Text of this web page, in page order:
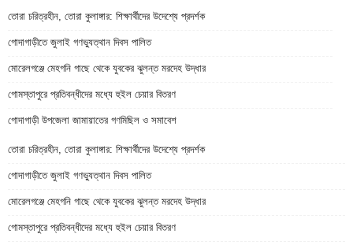
তোরা চরিত্রহীন, তোরা কুলাঙ্গার: শিক্ষার্থীদের উদেশ্যে প্রদর্শক
গোদাগাড়ীতে জুলাই গণভ্যুত্থান দিবস পালিত
মোরেলগঞ্জে মেহগনি গাছে থেকে যুবকের ঝুলন্ত মরদেহ উদ্ধার
গোমস্তাপুরে প্রতিবন্ধীদের মধ্যে হুইল চেয়ার বিতরণ
গোদাগাড়ী উপজেলা জামায়াতের গণমিছিল ও সমাবেশ
তোরা চরিত্রহীন, তোরা কুলাঙ্গার: শিক্ষার্থীদের উদেশ্যে প্রদর্শক
গোদাগাড়ীতে জুলাই গণভ্যুত্থান দিবস পালিত
মোরেলগঞ্জে মেহগনি গাছে থেকে যুবকের ঝুলন্ত মরদেহ উদ্ধার
গোমস্তাপুরে প্রতিবন্ধীদের মধ্যে হুইল চেয়ার বিতরণ